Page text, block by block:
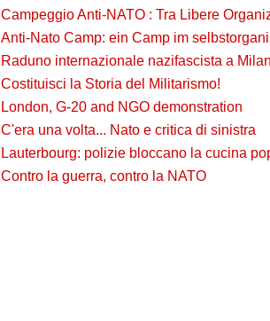
Campeggio Anti-NATO : Tra Libere
Anti-Nato Camp: ein Camp im
Raduno internazionale nazifascista a
Costituisci la Storia del Militarismo!
London, G-20 and NGO demonstration
C'era una volta... Nato e critica di sinistra
Lauterbourg: polizie bloccano la cucina
Contro la guerra, contro la NATO